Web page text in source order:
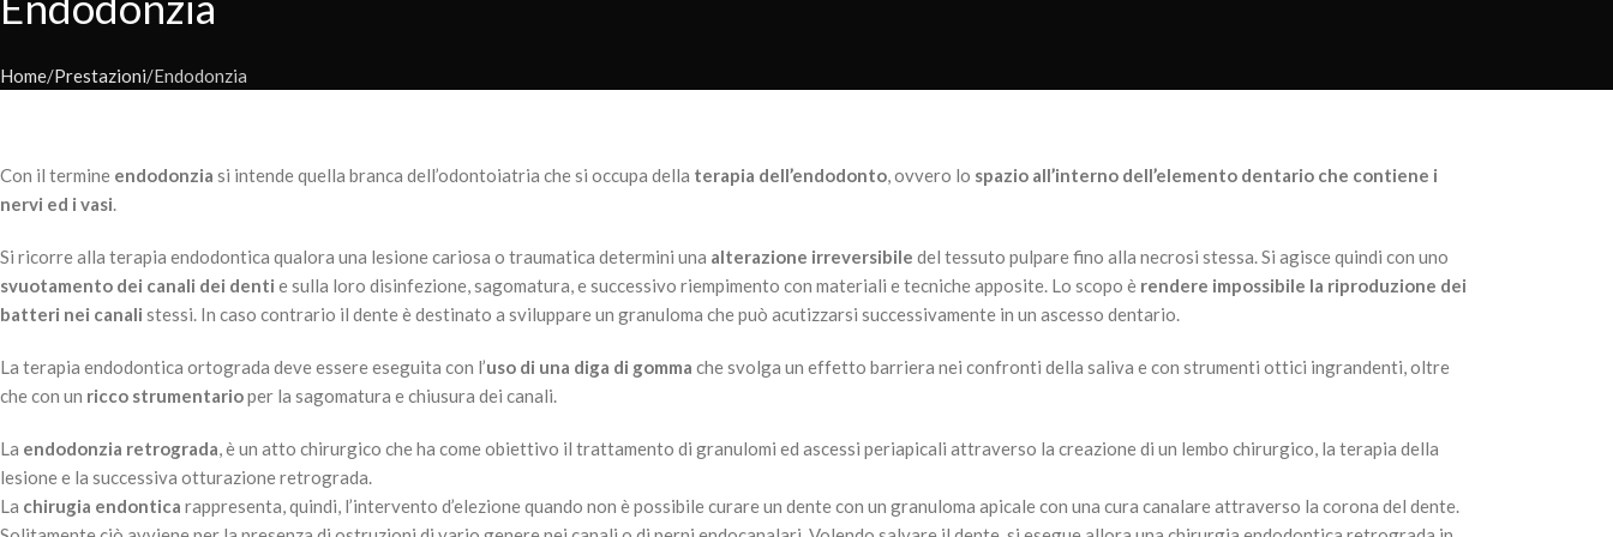
Home Prestazioni Endodonzia
Con il termine endodonzia si intende quella branca dell’odontoiatria che si occupa della terapia dell’endodonto, ovvero lo spazio all’interno dell’elemento dentario che contiene i
nervi ed i vasi.
Si ricorre alla terapia endodontica qualora una lesione cariosa o traumatica determini una alterazione irreversibile del tessuto pulpare fino alla necrosi stessa. Si agisce quindi con uno
svuotamento dei canali dei denti e sulla loro disinfezione, sagomatura, e successivo riempimento con materiali e tecniche apposite. Lo scopo è rendere impossibile la riproduzione dei
batteri nei canali stessi. In caso contrario il dente è destinato a sviluppare un granuloma che può acutizzarsi successivamente in un ascesso dentario.
La terapia endodontica ortograda deve essere eseguita con l’uso di una diga di gomma che svolga un effetto barriera nei confronti della saliva e con strumenti ottici ingrandenti, oltre
che con un ricco strumentarioper la sagomatura e chiusura dei canali.
La endodonzia retrograda,è un atto chirurgico che ha come obiettivo il trattamento di granulomi ed ascessi periapicali attraverso la creazione di un lembo chirurgico, la terapia della
lesione e la successiva otturazione retrograda.
La chirugia endontica rappresenta, quindi, l’intervento d’elezione quando non è possibile curare un dente con un granuloma apicale con una cura canalare attraverso la corona del dente.